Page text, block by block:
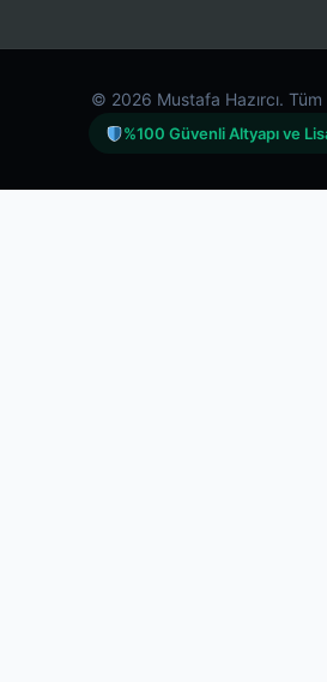
© 2026 Mustafa Hazırcı. Tüm
%100 Güvenli Altyapı ve